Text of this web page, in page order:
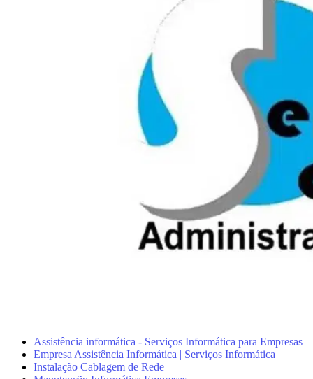
Assistência informática - Serviços Informática para Empresas
Empresa Assistência Informática | Serviços Informática
Instalação Cablagem de Rede